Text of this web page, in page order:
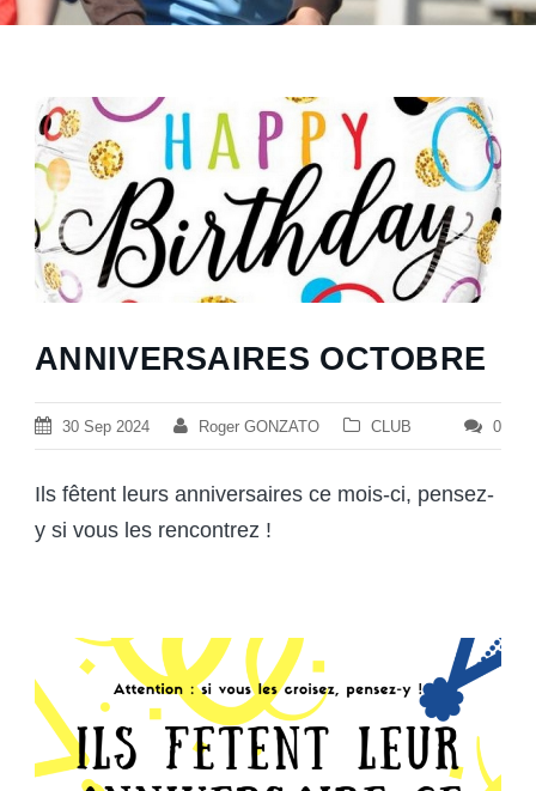
ANNIVERSAIRES OCTOBRE
30 Sep 2024 Roger GONZATO CLUB 0
Ils fêtent leurs anniversaires ce mois-ci, pensez-
y si vous les rencontrez !